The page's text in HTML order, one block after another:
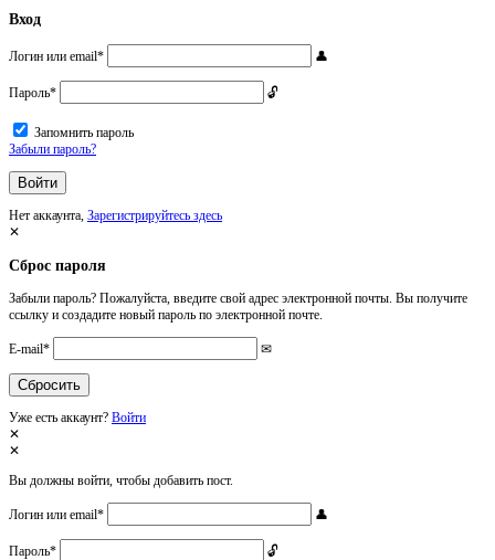
Вход
Логин или email*
Пароль*
Запомнить пароль
Забыли пароль?
Нет аккаунта, Зарегистрируйтесь здесь
Сброс пароля
Забыли пароль? Пожалуйста, введите свой адрес электронной почты. Вы получите
ссылку и создадите новый пароль по электронной почте.
E-mail*
Уже есть аккаунт? Войти
Вы должны войти, чтобы добавить пост.
Логин или email*
Пароль*